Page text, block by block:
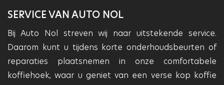
SERVICE VAN AUTO NOL
Bij Auto Nol streven wij naar uitstekende service.
Daarom kunt u tijdens korte onderhoudsbeurten of
reparaties plaatsnemen in onze comfortabele
koffiehoek, waar u geniet van een verse kop koffie